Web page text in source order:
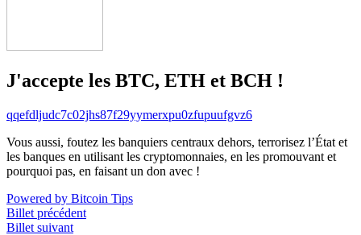
J'accepte les BTC, ETH et BCH !
qqefdljudc7c02jhs87f29yymerxpu0zfupuufgvz6
Vous aussi, foutez les banquiers centraux dehors, terrorisez l’État et
les banques en utilisant les cryptomonnaies, en les promouvant et
pourquoi pas, en faisant un don avec !
Powered by Bitcoin Tips
Billet précédent
Billet suivant